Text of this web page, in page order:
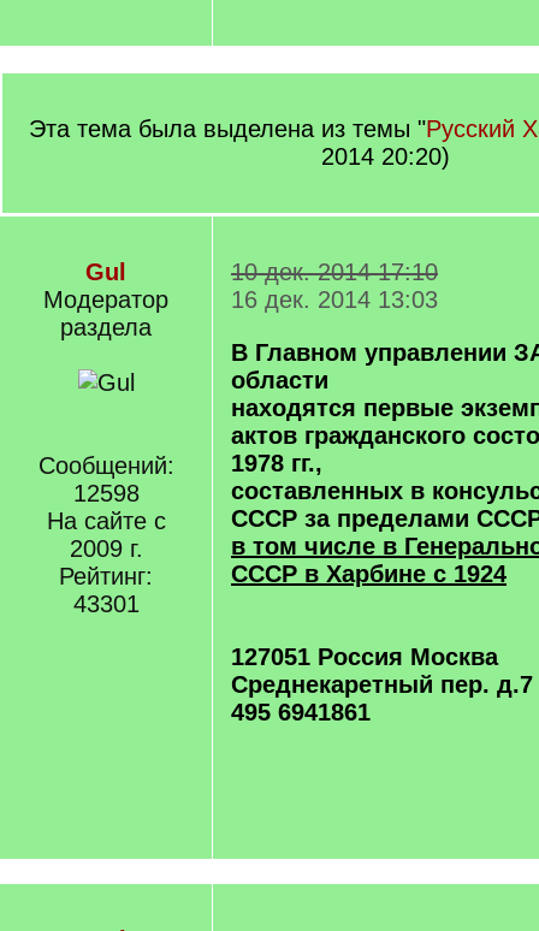
Эта тема была выделена из темы "Русский
2014 20:20)
Gul
Модератор
раздела
Сообщений:
12598
На сайте с
2009 г.
Рейтинг:
43301
10 дек. 2014 17:10
16 дек. 2014 13:03
В Главном управлении
области
находятся первые
актов гражданского
1978 гг.,
составленных в
СССР за пределами
в том числе в
СССР в Харбине с 1924
127051 Россия Москва
Среднекаретный пер. д.7
495 6941861